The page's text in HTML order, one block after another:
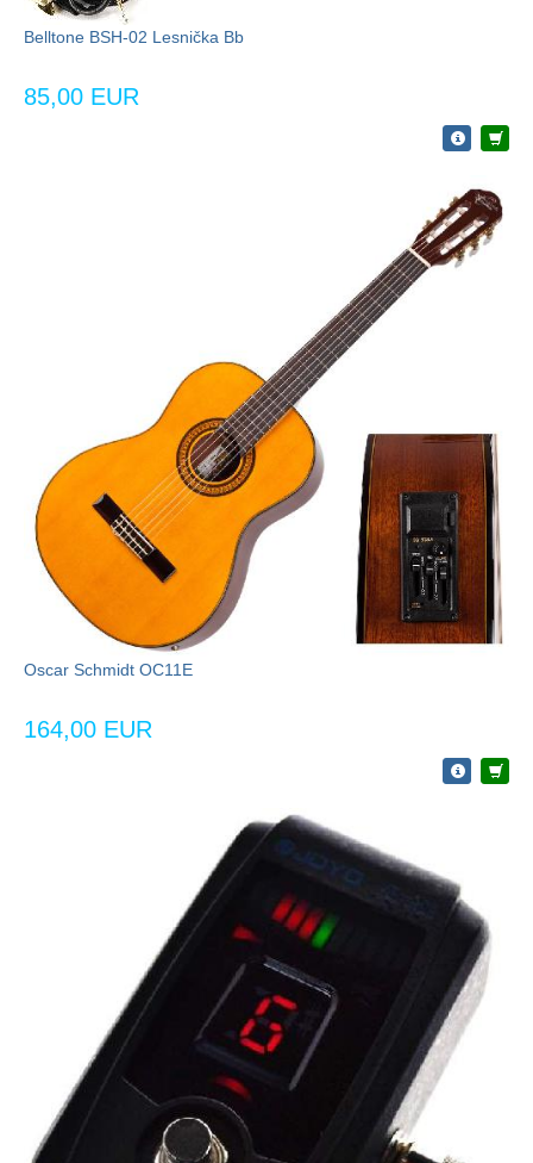
Belltone BSH-02 Lesnička Bb
85,00 EUR
Oscar Schmidt OC11E
164,00 EUR